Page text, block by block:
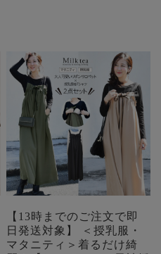
【13時までのご注文で即
日発送対象】 ＜授乳服・
マタニティ＞着るだけ綺